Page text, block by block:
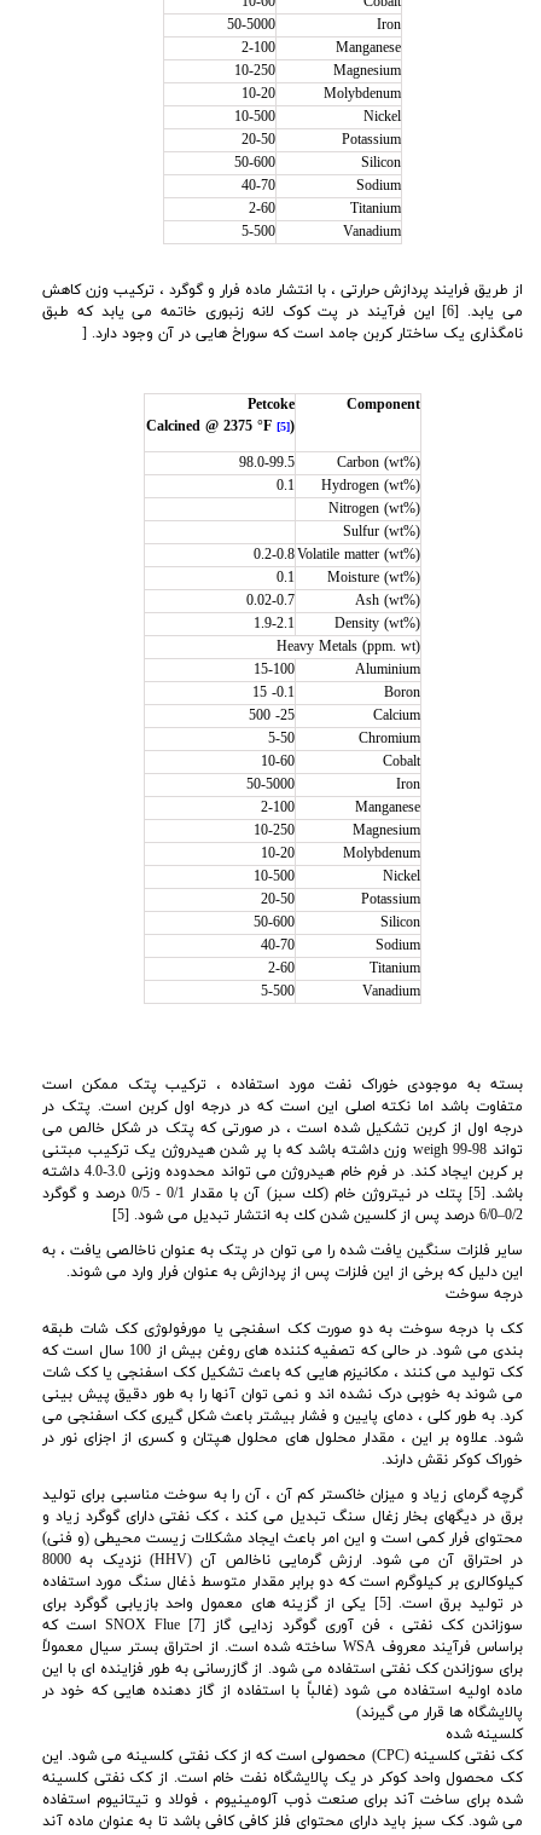
Iron
50-5000
Manganese
2-100
Magnesium
10-250
Molybdenum
10-20
Nickel
10-500
Potassium
20-50
Silicon
50-600
Sodium
40-70
Titanium
2-60
Vanadium
5-500
از طریق فرایند پردازش حرارتی ، با انتشار ماده فرار و گوگرد ، ترکیب وزن کاهش
می یابد. [6] این فرآیند در پت کوک لانه زنبوری خاتمه می یابد که طبق
نامگذاری یک ساختار کربن جامد است که سوراخ هایی در آن وجود دارد. [
Component
Petcoke
(Calcined @ 2375 °F
[5]
Carbon (wt%)
98.0-99.5
Hydrogen (wt%)
0.1
Nitrogen (wt%)
Sulfur (wt%)
Volatile matter (wt%)
0.2-0.8
Moisture (wt%)
0.1
Ash (wt%)
0.02-0.7
Density (wt%)
1.9-2.1
Heavy Metals (ppm. wt)
Aluminium
15-100
Boron
0.1- 15
Calcium
25- 500
Chromium
5-50
Cobalt
10-60
Iron
50-5000
Manganese
2-100
Magnesium
10-250
Molybdenum
10-20
Nickel
10-500
Potassium
20-50
Silicon
50-600
Sodium
40-70
Titanium
2-60
Vanadium
5-500
بسته به موجودی خوراک نفت مورد استفاده ، ترکیب پتک ممکن است
متفاوت باشد اما نکته اصلی این است که در درجه اول کربن است. پتک در
درجه اول از کربن تشکیل شده است ، در صورتی که پتک در شکل خالص می
تواند 98-99
weigh وزن داشته باشد که با پر شدن هیدروژن یک ترکیب مبتنی
بر کربن ایجاد کند. در فرم خام هیدروژن می تواند محدوده وزنی 3.0-4.0 داشته
باشد. [5] پتك در نیتروژن خام (كك سبز) آن با مقدار 0/1 - 0/5 درصد و گوگرد
0/2–6/0 درصد پس از كلسین شدن كك به انتشار تبدیل می شود. [5]
سایر فلزات سنگین یافت شده را می توان در پتک به عنوان ناخالصی یافت ، به
این دلیل که برخی از این فلزات پس از پردازش به عنوان فرار وارد می شوند.
درجه سوخت
کک با درجه سوخت به دو صورت کک اسفنجی یا مورفولوژی کک شات طبقه
بندی می شود. در حالی که تصفیه کننده های روغن بیش از 100 سال است که
کک تولید می کنند ، مکانیزم هایی که باعث تشکیل کک اسفنجی یا کک شات
می شوند به خوبی درک نشده اند و نمی توان آنها را به طور دقیق پیش بینی
کرد. به طور کلی ، دمای پایین و فشار بیشتر باعث شکل گیری کک اسفنجی می
شود. علاوه بر این ، مقدار محلول های محلول هپتان و کسری از اجزای نور در
خوراک کوکر نقش دارند.
گرچه گرمای زیاد و میزان خاکستر کم آن ، آن را به سوخت مناسبی برای تولید
برق در دیگهای بخار زغال سنگ تبدیل می کند ، کک نفتی دارای گوگرد زیاد و
محتوای فرار کمی است و این امر باعث ایجاد مشکلات زیست محیطی (و فنی)
در احتراق آن می شود. ارزش گرمایی ناخالص آن
(HHV) نزدیک به 8000
کیلوکالری بر کیلوگرم است که دو برابر مقدار متوسط ​​ذغال سنگ مورد استفاده
در تولید برق است. [5] یکی از گزینه های معمول واحد بازیابی گوگرد برای
سوزاندن کک نفتی ، فن آوری گوگرد زدایی گاز SNOX Flue [7] است که
براساس فرآیند معروف WSA ساخته شده است. از احتراق بستر سیال معمولاً
برای سوزاندن کک نفتی استفاده می شود. از گازرسانی به طور فزاینده ای با این
ماده اولیه استفاده می شود (غالباً با استفاده از گاز دهنده هایی که خود در
پالایشگاه ها قرار می گیرند)
کلسینه شده
کک نفتی کلسینه (CPC) محصولی است که از کک نفتی کلسینه می شود. این
کک محصول واحد کوکر در یک پالایشگاه نفت خام است. از کک نفتی کلسینه
شده برای ساخت آند برای صنعت ذوب آلومینیوم ، فولاد و تیتانیوم استفاده
می شود. کک سبز باید دارای محتوای فلز کافی کافی باشد تا به عنوان ماده آند